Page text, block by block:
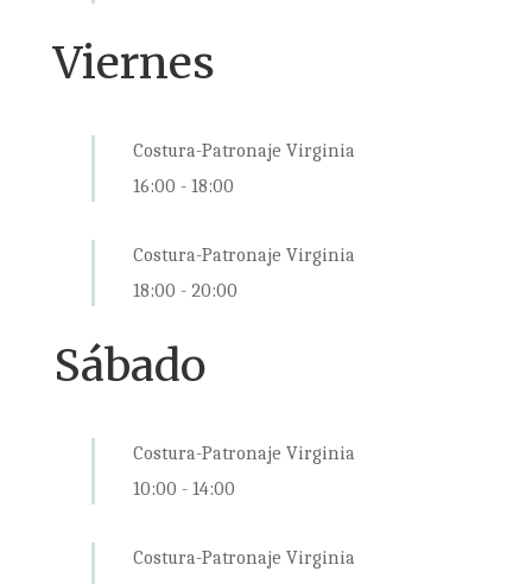
Viernes
Costura-Patronaje Virginia
16:00 - 18:00
Costura-Patronaje Virginia
18:00 - 20:00
Sábado
Costura-Patronaje Virginia
10:00 - 14:00
Costura-Patronaje Virginia